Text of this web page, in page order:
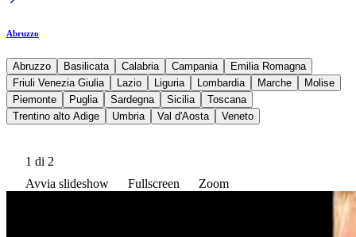
Abruzzo
Abruzzo Basilicata Calabria Campania
Emilia Romagna
Friuli Venezia Giulia
Lazio Liguria Lombardia Marche
Molise
Piemonte
Puglia Sardegna Sicilia
Toscana
Trentino alto Adige
Umbria Val d'Aosta Veneto
1 di 2
Avvia slideshow
Fullscreen Zoom